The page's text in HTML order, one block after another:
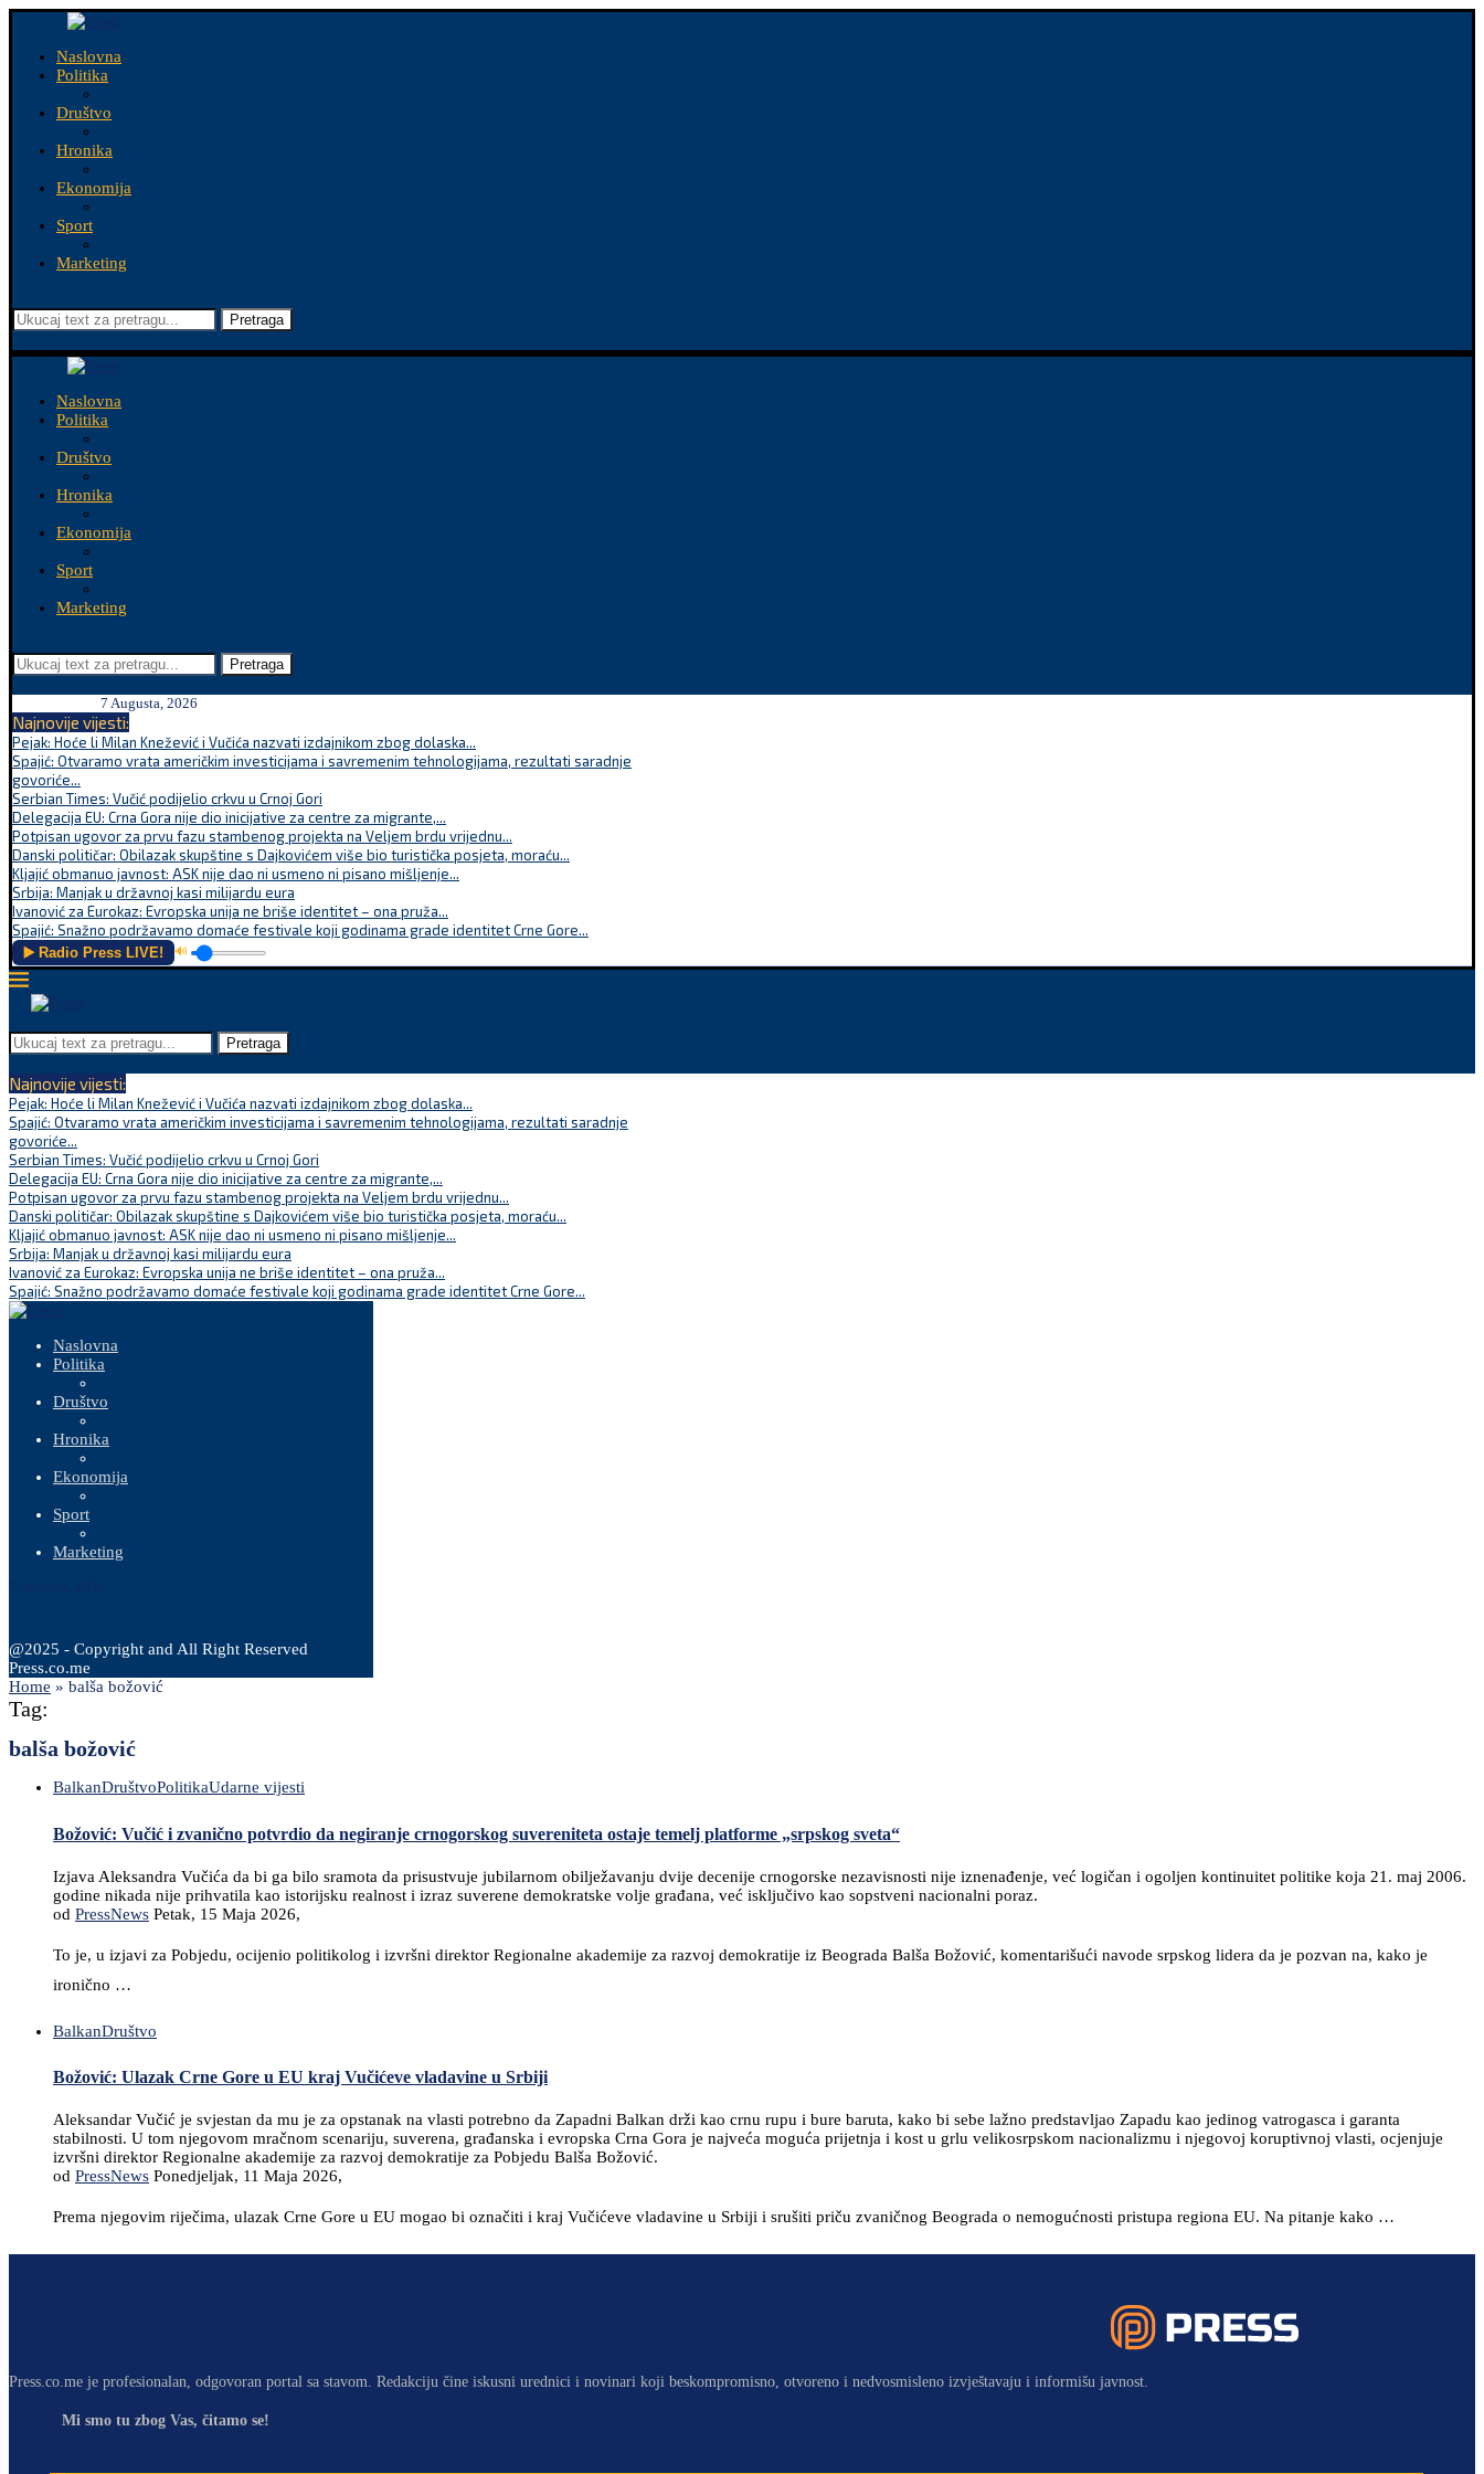
Naslovna
Politika
Društvo
Hronika
Ekonomija
Sport
Marketing
Pretraga
Naslovna
Politika
Društvo
Hronika
Ekonomija
Sport
Marketing
Pretraga
7 Augusta, 2026
Najnovije vijesti:
Pejak: Hoće li Milan Knežević i Vučića nazvati izdajnikom zbog dolaska...
Spajić: Otvaramo vrata američkim investicijama i savremenim tehnologijama, rezultati saradnje
govoriće...
Serbian Times: Vučić podijelio crkvu u Crnoj Gori
Delegacija EU: Crna Gora nije dio inicijative za centre za migrante,...
Potpisan ugovor za prvu fazu stambenog projekta na Veljem brdu vrijednu...
Danski političar: Obilazak skupštine s Dajkovićem više bio turistička posjeta, moraću...
Kljajić obmanuo javnost: ASK nije dao ni usmeno ni pisano mišljenje...
Srbija: Manjak u državnoj kasi milijardu eura
Ivanović za Eurokaz: Evropska unija ne briše identitet – ona pruža...
Spajić: Snažno podržavamo domaće festivale koji godinama grade identitet Crne Gore...
▶️ Radio Press LIVE! 🔊
Pretraga
Najnovije vijesti:
Pejak: Hoće li Milan Knežević i Vučića nazvati izdajnikom zbog dolaska...
Spajić: Otvaramo vrata američkim investicijama i savremenim tehnologijama, rezultati saradnje
govoriće...
Serbian Times: Vučić podijelio crkvu u Crnoj Gori
Delegacija EU: Crna Gora nije dio inicijative za centre za migrante,...
Potpisan ugovor za prvu fazu stambenog projekta na Veljem brdu vrijednu...
Danski političar: Obilazak skupštine s Dajkovićem više bio turistička posjeta, moraću...
Kljajić obmanuo javnost: ASK nije dao ni usmeno ni pisano mišljenje...
Srbija: Manjak u državnoj kasi milijardu eura
Ivanović za Eurokaz: Evropska unija ne briše identitet – ona pruža...
Spajić: Snažno podržavamo domaće festivale koji godinama grade identitet Crne Gore...
Naslovna
Politika
Društvo
Hronika
Ekonomija
Sport
Marketing
@2025 - Copyright and All Right Reserved
Press.co.me
Home » balša božović
Tag:
balša božović
BalkanDruštvoPolitikaUdarne vijesti
Božović: Vučić i zvanično potvrdio da negiranje crnogorskog suvereniteta ostaje temelj platforme „srpskog sveta“
Izjava Aleksandra Vučića da bi ga bilo sramota da prisustvuje jubilarnom obilježavanju dvije decenije crnogorske nezavisnosti nije iznenađenje, već logičan i ogoljen kontinuitet politike koja 21. maj 2006.
godine nikada nije prihvatila kao istorijsku realnost i izraz suverene demokratske volje građana, već isključivo kao sopstveni nacionalni poraz.
od PressNews Petak, 15 Maja 2026,
To je, u izjavi za Pobjedu, ocijenio politikolog i izvršni direktor Regionalne akademije za razvoj demokratije iz Beograda Balša Božović, komentarišući navode srpskog lidera da je pozvan na, kako je
ironično …
BalkanDruštvo
Božović: Ulazak Crne Gore u EU kraj Vučićeve vladavine u Srbiji
Aleksandar Vučić je svjestan da mu je za opstanak na vlasti potrebno da Zapadni Balkan drži kao crnu rupu i bure baruta, kako bi sebe lažno predstavljao Zapadu kao jedinog vatrogasca i garanta
stabilnosti. U tom njegovom mračnom scenariju, suverena, građanska i evropska Crna Gora je najveća moguća prijetnja i kost u grlu velikosrpskom nacionalizmu i njegovoj koruptivnoj vlasti, ocjenjuje
izvršni direktor Regionalne akademije za razvoj demokratije za Pobjedu Balša Božović.
od PressNews Ponedjeljak, 11 Maja 2026,
Prema njegovim riječima, ulazak Crne Gore u EU mogao bi označiti i kraj Vučićeve vladavine u Srbiji i srušiti priču zvaničnog Beograda o nemogućnosti pristupa regiona EU. Na pitanje kako …
Press.co.me je profesionalan, odgovoran portal sa stavom. Redakciju čine iskusni urednici i novinari koji beskompromisno, otvoreno i nedvosmisleno izvještavaju i informišu javnost.
Mi smo tu zbog Vas, čitamo se!